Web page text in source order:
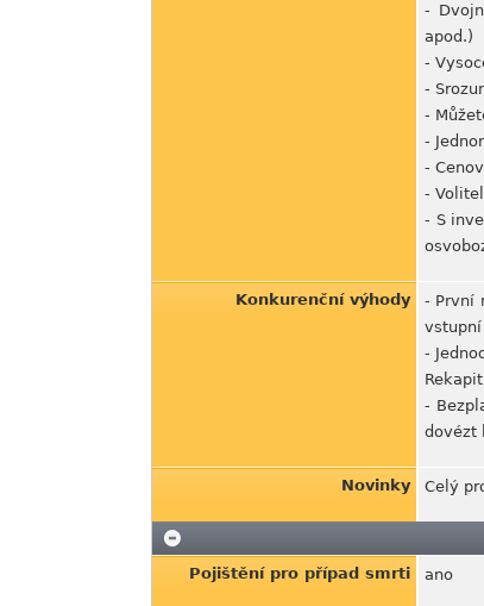
-
apod.)
-
-
-
-
-
-
- S
Konkurenční výhody
- První
vstupní
-
-
dovézt
Novinky Celý
Pojištění pro případ smrti ano